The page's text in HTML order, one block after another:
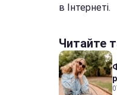
в Інтернеті.
Читайте